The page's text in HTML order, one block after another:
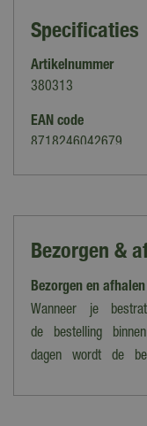
Specificaties
Artikelnummer
380313
EAN code
8718246042679
Merk
Antraciet
Gewicht
27 kg per stuk
50 cm
Bezorgen &
Bezorgen en
Wanneer je
de bestelling
dagen wordt de
Let op: de